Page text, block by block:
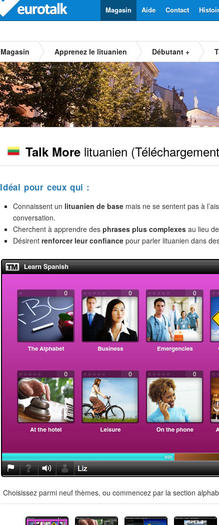
Contact
Aide
Magasin
Magasin Apprenez le lituanien Débutant +
Talk More lituanien
Idéal pour ceux qui :
Connaissent un lituanien de base mais ne se sentent pas à
conversation.
Cherchent à apprendre des phrases plus complexes au lieu
Désirent renforcer leur confiance pour parler lituanien dans
Choisissez parmi neuf thèmes, ou commencez par la section